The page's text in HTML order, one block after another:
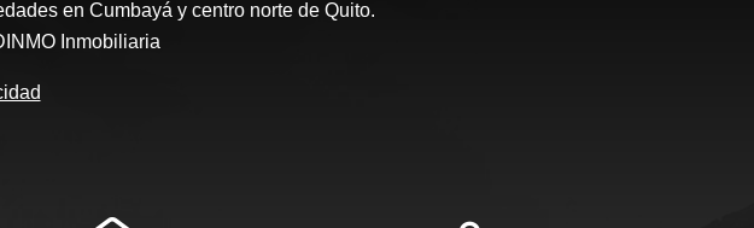
en Cumbayá y centro norte de Quito.
Inmobiliaria